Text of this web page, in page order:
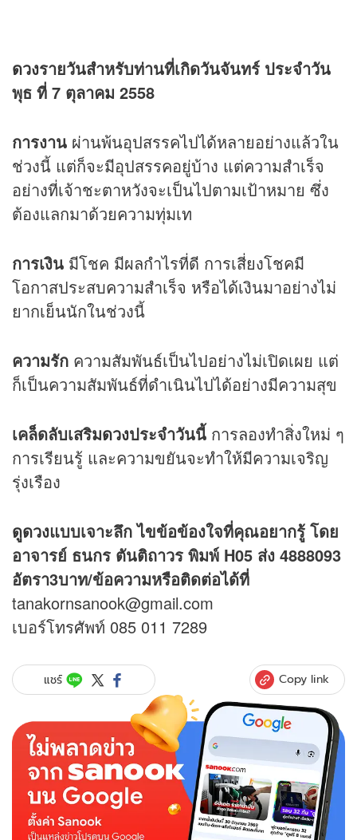
ดวงรายวันสำหรับท่านที่เกิดวันจันทร์ ประจำวัน
พุธ ที่ 7 ตุลาคม 2558
การงาน ผ่านพ้นอุปสรรคไปได้หลายอย่างแล้วใน
ช่วงนี้ แต่ก็จะมีอุปสรรคอยู่บ้าง แต่ความสำเร็จ
อย่างที่เจ้าชะตาหวังจะเป็นไปตามเป้าหมาย ซึ่ง
ต้องแลกมาด้วยความทุ่มเท
การเงิน มีโชค มีผลกำไรที่ดี การเสี่ยงโชคมี
โอกาสประสบความสำเร็จ หรือได้เงินมาอย่างไม่
ยากเย็นนักในช่วงนี้
ความรัก ความสัมพันธ์เป็นไปอย่างไม่เปิดเผย แต่
ก็เป็นความสัมพันธ์ที่ดำเนินไปได้อย่างมีความสุข
เคล็ดลับเสริมดวงประจำวันนี้ การลองทำสิ่งใหม่ ๆ
การเรียนรู้ และความขยันจะทำให้มีความเจริญ
รุ่งเรือง
ดูดวงแบบเจาะลึก ไขข้อข้องใจที่คุณอยากรู้ โดย
อาจารย์ ธนกร ตันติถาวร พิมพ์ H05 ส่ง 4888093
อัตรา3บาท/ข้อความหรือติดต่อได้ที่
tanakornsanook@gmail.com
เบอร์โทรศัพท์ 085 011 7289
แชร์ Copy link